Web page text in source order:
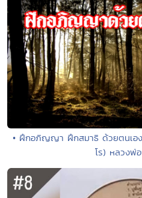
• ฝึกอภิญญา ฝึกสมาธิ ด้วยตนเอ
โร) หลวงพ่